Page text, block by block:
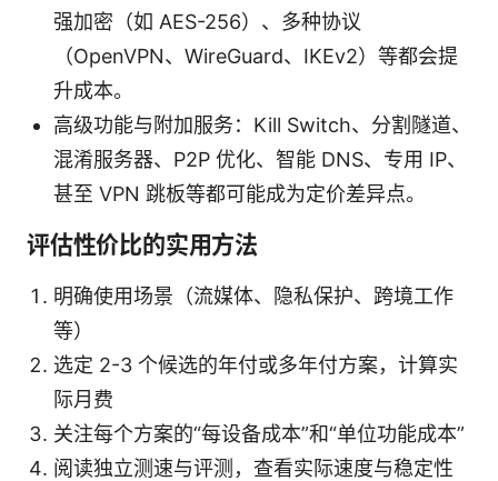
强加密（如 AES-256）、多种协议
（OpenVPN、WireGuard、IKEv2）等都会提
升成本。
高级功能与附加服务：Kill Switch、分割隧道、
混淆服务器、P2P 优化、智能 DNS、专用 IP、
甚至 VPN 跳板等都可能成为定价差异点。
评估性价比的实用方法
明确使用场景（流媒体、隐私保护、跨境工作
等）
选定 2-3 个候选的年付或多年付方案，计算实
际月费
关注每个方案的“每设备成本”和“单位功能成本”
阅读独立测速与评测，查看实际速度与稳定性